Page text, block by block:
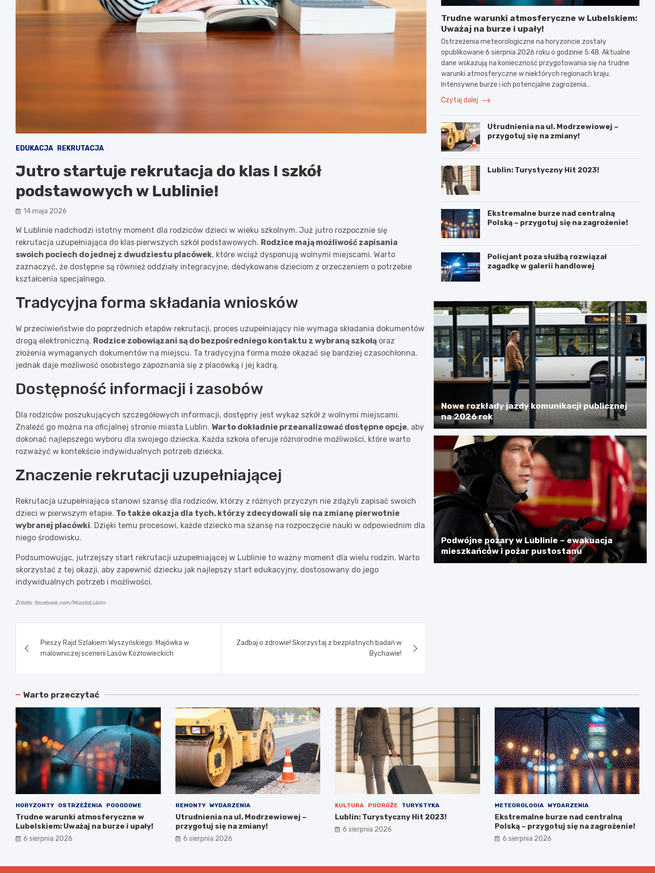
EDUKACJA REKRUTACJA
Jutro startuje rekrutacja do klas I szkół
podstawowych w Lublinie!
14 maja 2026
W Lublinie nadchodzi istotny moment dla rodziców dzieci w wieku szkolnym. Już jutro rozpocznie się
rekrutacja uzupełniająca do klas pierwszych szkół podstawowych. Rodzice mają możliwość zapisania
swoich pociech do jednej z dwudziestu placówek, które wciąż dysponują wolnymi miejscami. Warto
zaznaczyć, że dostępne są również oddziały integracyjne, dedykowane dzieciom z orzeczeniem o potrzebie
kształcenia specjalnego.
Tradycyjna forma składania wniosków
W przeciwieństwie do poprzednich etapów rekrutacji, proces uzupełniający nie wymaga składania dokumentów
drogą elektroniczną. Rodzice zobowiązani są do bezpośredniego kontaktu z wybraną szkołą oraz
złożenia wymaganych dokumentów na miejscu. Ta tradycyjna forma może okazać się bardziej czasochłonna,
jednak daje możliwość osobistego zapoznania się z placówką i jej kadrą.
Dostępność informacji i zasobów
Dla rodziców poszukujących szczegółowych informacji, dostępny jest wykaz szkół z wolnymi miejscami.
Znaleźć go można na oficjalnej stronie miasta Lublin. Warto dokładnie przeanalizować dostępne opcje, aby
dokonać najlepszego wyboru dla swojego dziecka. Każda szkoła oferuje różnorodne możliwości, które warto
rozważyć w kontekście indywidualnych potrzeb dziecka.
Znaczenie rekrutacji uzupełniającej
Rekrutacja uzupełniająca stanowi szansę dla rodziców, którzy z różnych przyczyn nie zdążyli zapisać swoich
dzieci w pierwszym etapie. To także okazja dla tych, którzy zdecydowali się na zmianę pierwotnie
wybranej placówki. Dzięki temu procesowi, każde dziecko ma szansę na rozpoczęcie nauki w odpowiednim dla
niego środowisku.
Podsumowując, jutrzejszy start rekrutacji uzupełniającej w Lublinie to ważny moment dla wielu rodzin. Warto
skorzystać z tej okazji, aby zapewnić dziecku jak najlepszy start edukacyjny, dostosowany do jego
indywidualnych potrzeb i możliwości.
Źródło: facebook.com/MiastoLublin
wpisuPieszy Rajd Szlakiem Wyszyńskiego: Majówka w
malowniczej scenerii Lasów Kozłowieckich
Zadbaj o zdrowie! Skorzystaj z bezpłatnych badań w
Bychawie!
Trudne warunki atmosferyczne w Lubelskiem:
Uważaj na burze i upały!
Ostrzeżenia meteorologiczne na horyzoncie zostały
opublikowane 6 sierpnia 2026 roku o godzinie 5:48. Aktualne
dane wskazują na konieczność przygotowania się na trudne
warunki atmosferyczne w niektórych regionach kraju.
Intensywne burze i ich potencjalne zagrożenia…
Czytaj dalej
Utrudnienia na ul. Modrzewiowej –
przygotuj się na zmiany!
Lublin: Turystyczny Hit 2023!
Ekstremalne burze nad centralną
Polską – przygotuj się na zagrożenie!
Policjant poza służbą rozwiązał
zagadkę w galerii handlowej
Nowe rozkłady jazdy komunikacji publicznej
na 2026 rok
Podwójne pożary w Lublinie – ewakuacja
mieszkańców i pożar pustostanu
Warto przeczytać
HORYZONTY OSTRZEŻENIA POGODOWE
Trudne warunki atmosferyczne w
Lubelskiem: Uważaj na burze i upały!
6 sierpnia 2026
REMONTY WYDARZENIA
Utrudnienia na ul. Modrzewiowej –
przygotuj się na zmiany!
6 sierpnia 2026
KULTURA PODRÓŻE TURYSTYKA
Lublin: Turystyczny Hit 2023!
6 sierpnia 2026
METEOROLOGIA WYDARZENIA
Ekstremalne burze nad centralną
Polską – przygotuj się na zagrożenie!
6 sierpnia 2026